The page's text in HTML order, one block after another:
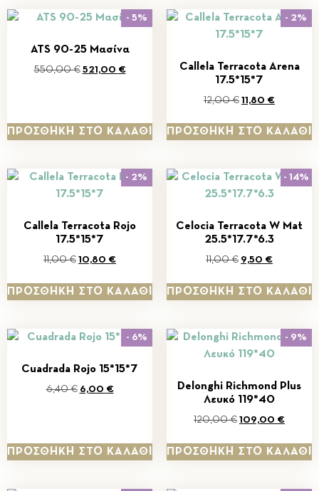
- 5%
ATS 90-25 Μασίνα
550,00€ 521,00 €
ΠΡΟΣΘΉΚΗ ΣΤΟ ΚΑΛΆΘΙ
- 2%
Callela Terracota Arena
17.5*15*7
12,00€ 11,80 €
ΠΡΟΣΘΉΚΗ ΣΤΟ ΚΑΛΆΘΙ
- 2%
Callela Terracota Rojo
17.5*15*7
11,00€ 10,80 €
ΠΡΟΣΘΉΚΗ ΣΤΟ ΚΑΛΆΘΙ
- 14%
Celocia Terracota W Mat
25.5*17.7*6.3
11,00€ 9,50 €
ΠΡΟΣΘΉΚΗ ΣΤΟ ΚΑΛΆΘΙ
- 6%
Cuadrada Rojo 15*15*7
6,40€ 6,00 €
ΠΡΟΣΘΉΚΗ ΣΤΟ ΚΑΛΆΘΙ
- 9%
Delonghi Richmond Plus
Λευκό 119*40
120,00€ 109,00 €
ΠΡΟΣΘΉΚΗ ΣΤΟ ΚΑΛΆΘΙ